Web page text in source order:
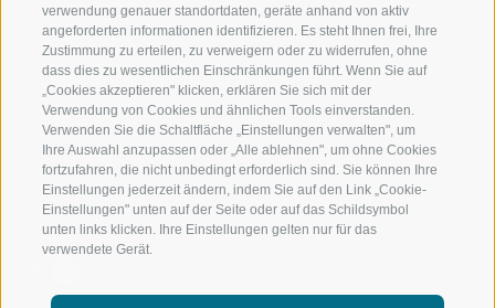
verwendung genauer standortdaten, geräte anhand von aktiv
angeforderten informationen identifizieren. Es steht Ihnen frei, Ihre
Zustimmung zu erteilen, zu verweigern oder zu widerrufen, ohne
dass dies zu wesentlichen Einschränkungen führt. Wenn Sie auf
„Cookies akzeptieren" klicken, erklären Sie sich mit der
Verwendung von Cookies und ähnlichen Tools einverstanden.
Verwenden Sie die Schaltfläche „Einstellungen verwalten", um
Ihre Auswahl anzupassen oder „Alle ablehnen", um ohne Cookies
fortzufahren, die nicht unbedingt erforderlich sind. Sie können Ihre
Einstellungen jederzeit ändern, indem Sie auf den Link „Cookie-
Einstellungen" unten auf der Seite oder auf das Schildsymbol
unten links klicken. Ihre Einstellungen gelten nur für das
verwendete Gerät.
SKISCHULE RATSCHINGS
LUISL'S SKISCHULE IN RATSCHINGS
LANGLAUFEN
FOLGE UNS AUF SOCIAL MEDIA